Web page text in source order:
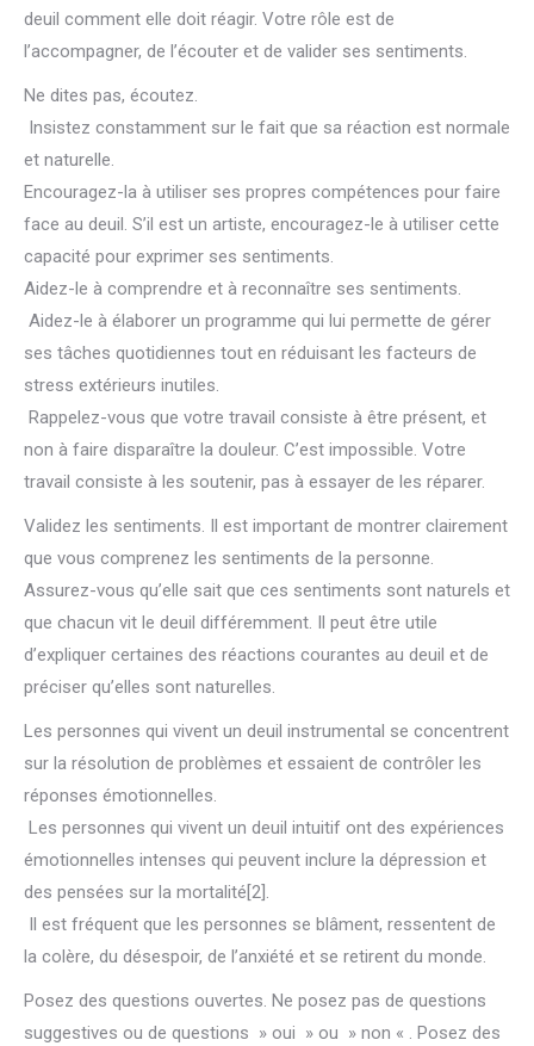
deuil comment elle doit réagir. Votre rôle est de
l’accompagner, de l’écouter et de valider ses sentiments.
Ne dites pas, écoutez.
Insistez constamment sur le fait que sa réaction est normale
et naturelle.
Encouragez-la à utiliser ses propres compétences pour faire
face au deuil. S’il est un artiste, encouragez-le à utiliser cette
capacité pour exprimer ses sentiments.
Aidez-le à comprendre et à reconnaître ses sentiments.
Aidez-le à élaborer un programme qui lui permette de gérer
ses tâches quotidiennes tout en réduisant les facteurs de
stress extérieurs inutiles.
Rappelez-vous que votre travail consiste à être présent, et
non à faire disparaître la douleur. C’est impossible. Votre
travail consiste à les soutenir, pas à essayer de les réparer.
Validez les sentiments. Il est important de montrer clairement
que vous comprenez les sentiments de la personne.
Assurez-vous qu’elle sait que ces sentiments sont naturels et
que chacun vit le deuil différemment. Il peut être utile
d’expliquer certaines des réactions courantes au deuil et de
préciser qu’elles sont naturelles.
Les personnes qui vivent un deuil instrumental se concentrent
sur la résolution de problèmes et essaient de contrôler les
réponses émotionnelles.
Les personnes qui vivent un deuil intuitif ont des expériences
émotionnelles intenses qui peuvent inclure la dépression et
des pensées sur la mortalité[2].
Il est fréquent que les personnes se blâment, ressentent de
la colère, du désespoir, de l’anxiété et se retirent du monde.
Posez des questions ouvertes. Ne posez pas de questions
suggestives ou de questions » oui » ou » non « . Posez des